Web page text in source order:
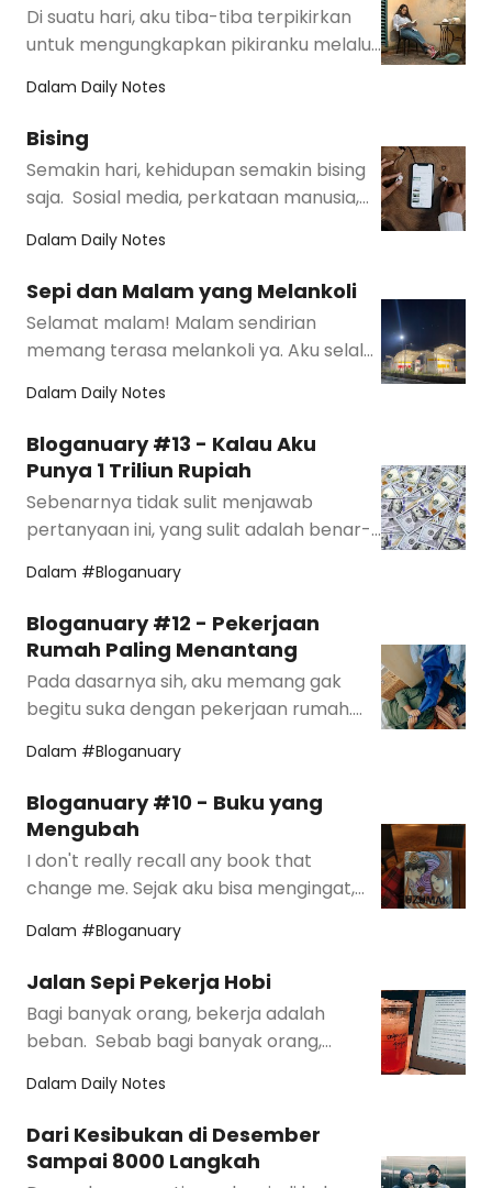
Di suatu hari, aku tiba-tiba terpikirkan
untuk mengungkapkan pikiranku melalui
saja …
Dalam Daily Notes
Bising
Semakin hari, kehidupan semakin bising
saja. Sosial media, perkataan manusia,
jadi …
Dalam Daily Notes
Sepi dan Malam yang Melankoli
Selamat malam! Malam sendirian
memang terasa melankoli ya. Aku selalu
malam sendiri.…
Dalam Daily Notes
Bloganuary #13 - Kalau Aku
Punya 1 Triliun Rupiah
Sebenarnya tidak sulit menjawab
pertanyaan ini, yang sulit adalah benar-
Tapi baikl…
Dalam #Bloganuary
Bloganuary #12 - Pekerjaan
Rumah Paling Menantang
Pada dasarnya sih, aku memang gak
begitu suka dengan pekerjaan rumah.
sepertinya yang berka…
Dalam #Bloganuary
Bloganuary #10 - Buku yang
Mengubah
I don't really recall any book that
change me. Sejak aku bisa mengingat,
bacaan.…
Dalam #Bloganuary
Jalan Sepi Pekerja Hobi
Bagi banyak orang, bekerja adalah
beban. Sebab bagi banyak orang,
tan…
Dalam Daily Notes
Dari Kesibukan di Desember
Sampai 8000 Langkah